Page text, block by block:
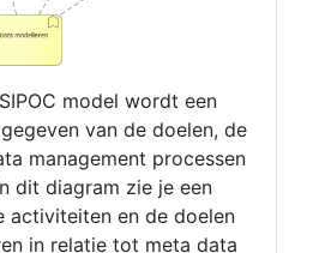
model wordt een
van de doelen, de
management processen
dit diagram zie je een
activiteiten en de doelen
in relatie tot meta data